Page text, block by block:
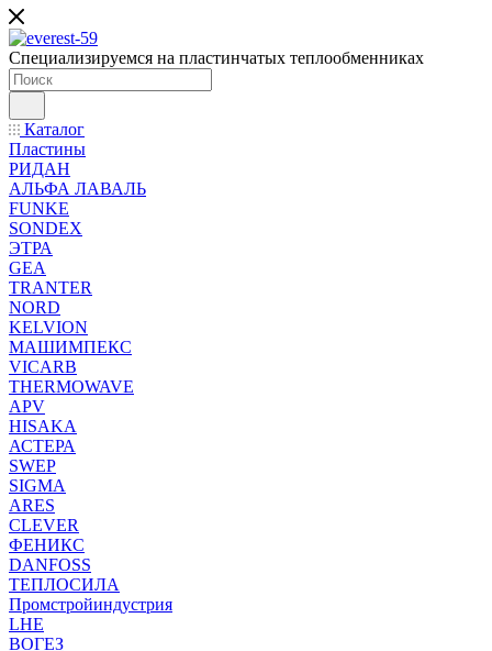
Специализируемся на пластинчатых теплообменниках
Каталог
Пластины
РИДАН
АЛЬФА ЛАВАЛЬ
FUNKE
SONDEX
ЭТРА
GEA
TRANTER
NORD
KELVION
МАШИМПЕКС
VICARB
THERMOWAVE
APV
HISAKA
АСТЕРА
SWEP
SIGMA
ARES
CLEVER
ФЕНИКС
DANFOSS
ТЕПЛОСИЛА
Промстройиндустрия
LHE
ВОГЕЗ